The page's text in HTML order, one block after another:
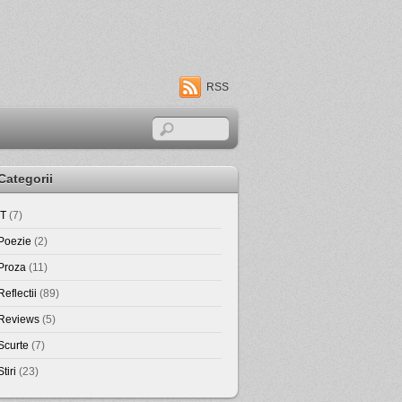
RSS
(7)
(2)
(11)
(89)
(5)
(7)
(23)